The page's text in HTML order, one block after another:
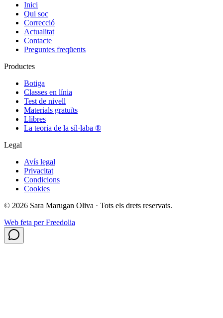
Inici
Qui soc
Correcció
Actualitat
Contacte
Preguntes freqüents
Productes
Botiga
Classes en línia
Test de nivell
Materials gratuïts
Llibres
La teoria de la síl·laba ®
Legal
Avís legal
Privacitat
Condicions
Cookies
© 2026 Sara Marugan Oliva · Tots els drets reservats.
Web feta per Freedolia